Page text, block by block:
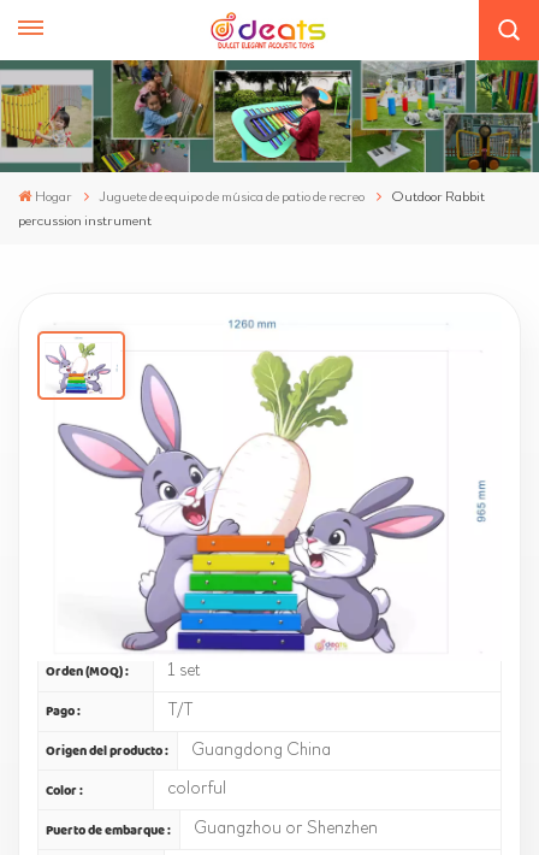
Hogar Juguete de equipo de música de patio de recreo
Outdoor Rabbit
percussion instrument
Outdoor Rabbit Percussion Instrument
New percussion instrument alert! This unique offering comes in
a charming rabbit shape. It's not just a musical tool but also a
delightful piece of art. The cute design is bound to attract kids
and music lovers alike. Play it and enjoy the pleasant sounds. A
must-have for adding fun to your music collection.
CK005-R06-B11M
Orden (MOQ) : 1 set
Pago : T/T
Origen del producto : Guangdong China
Color : colorful
Puerto de embarque : Guangzhou or Shenzhen